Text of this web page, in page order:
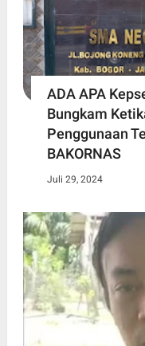
ADA APA
Bungkam
Penggunaan
BAKORNAS
Juli 29, 2024